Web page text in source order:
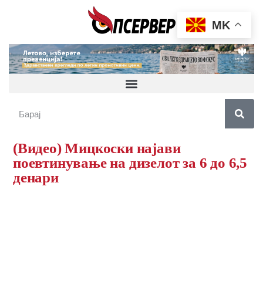
(Видео) Мицкоски најави
поевтинување на дизелот за 6 до 6,5
денари
MK